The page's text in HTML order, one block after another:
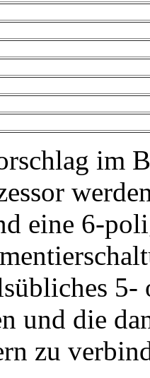
im
eine 6-
und die
zu